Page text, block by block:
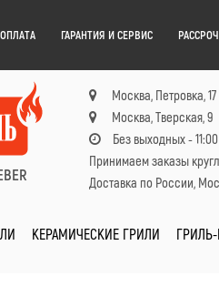
ГАРАНТИЯ И СЕРВИС
Москва, Петровка, 17
Москва, Тверская, 9
Без выходных -
Принимаем заказы
Доставка по России,
КЕРАМИЧЕСКИЕ ГРИЛИ